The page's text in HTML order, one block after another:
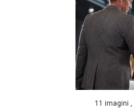
11 imagini ,